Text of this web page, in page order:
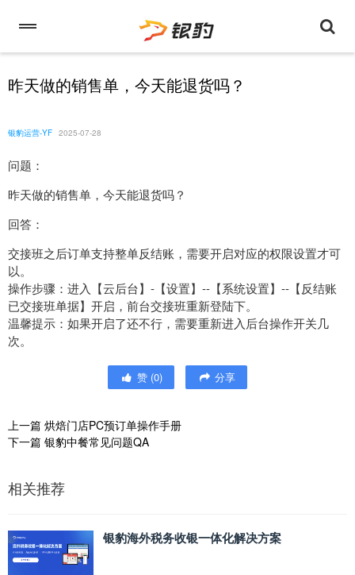
昨天做的销售单，今天能退货吗？
银豹运营-YF 2025-07-28
问题：
昨天做的销售单，今天能退货吗？
回答：
交接班之后订单支持整单反结账，需要开启对应的权限设置才可
以。
操作步骤：进入【云后台】-【设置】--【系统设置】--【反结账
已交接班单据】开启，前台交接班重新登陆下。
温馨提示：如果开启了还不行，需要重新进入后台操作开关几
次。
赞 (0) 分享
上一篇 烘焙门店PC预订单操作手册
下一篇 银豹中餐常见问题QA
相关推荐
银豹海外税务收银一体化解决方案